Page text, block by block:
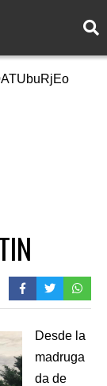
Desde la
madruga
da de